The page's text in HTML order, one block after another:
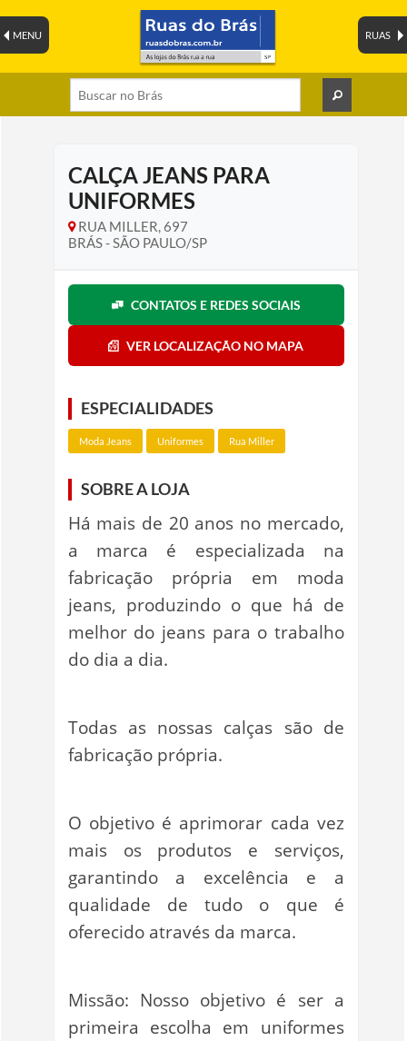
RUAS
MENU
CALÇA JEANS PARA
UNIFORMES
RUA MILLER, 697
BRÁS - SÃO PAULO/SP
CONTATOS E REDES SOCIAIS
VER LOCALIZAÇÃO NO MAPA
ESPECIALIDADES
Moda Jeans Uniformes Rua Miller
SOBRE A LOJA
Há mais de 20 anos no mercado,
a marca é especializada na
fabricação própria em moda
jeans, produzindo o que há de
melhor do jeans para o trabalho
do dia a dia.
Todas as nossas calças são de
fabricação própria.
O objetivo é aprimorar cada vez
mais os produtos e serviços,
garantindo a excelência e a
qualidade de tudo o que é
oferecido através da marca.
Missão: Nosso objetivo é ser a
primeira escolha em uniformes